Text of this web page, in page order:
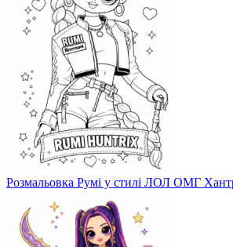
Розмальовка Румі у стилі ЛОЛ ОМГ